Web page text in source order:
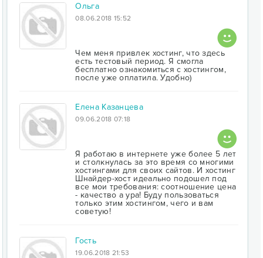
Ольга
08.06.2018 15:52
Чем меня привлек хостинг, что здесь
есть тестовый период. Я смогла
бесплатно ознакомиться с хостингом,
после уже оплатила. Удобно)
Елена Казанцева
09.06.2018 07:18
Я работаю в интернете уже более 5 лет
и столкнулась за это время со многими
хостингами для своих сайтов. И хостинг
Шнайдер-хост идеально подошел под
все мои требования: соотношение цена
- качество а ура! Буду пользоваться
только этим хостингом, чего и вам
советую!
Гость
19.06.2018 21:53